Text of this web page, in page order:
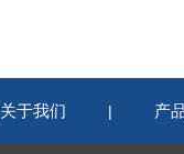
关于我们 | 产